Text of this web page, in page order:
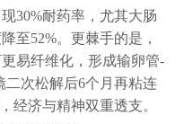
30%耐药率，尤其大肠
至52%。更棘手的是，
易纤维化，形成输卵管-
二次松解后6个月再粘连
经济与精神双重透支。